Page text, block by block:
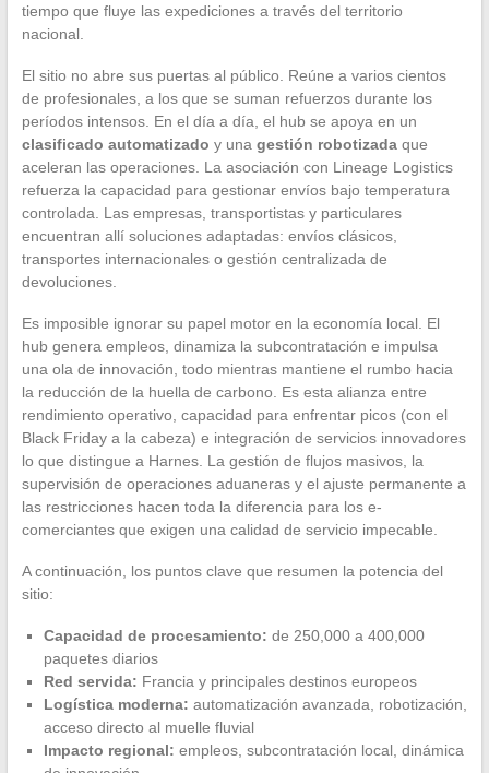
tiempo que fluye las expediciones a través del territorio
nacional.
El sitio no abre sus puertas al público. Reúne a varios cientos
de profesionales, a los que se suman refuerzos durante los
períodos intensos. En el día a día, el hub se apoya en un
clasificado automatizado y una gestión robotizadaque
aceleran las operaciones. La asociación con Lineage Logistics
refuerza la capacidad para gestionar envíos bajo temperatura
controlada. Las empresas, transportistas y particulares
encuentran allí soluciones adaptadas: envíos clásicos,
transportes internacionales o gestión centralizada de
devoluciones.
Es imposible ignorar su papel motor en la economía local. El
hub genera empleos, dinamiza la subcontratación e impulsa
una ola de innovación, todo mientras mantiene el rumbo hacia
la reducción de la huella de carbono. Es esta alianza entre
rendimiento operativo, capacidad para enfrentar picos (con el
Black Friday a la cabeza) e integración de servicios innovadores
lo que distingue a Harnes. La gestión de flujos masivos, la
supervisión de operaciones aduaneras y el ajuste permanente a
las restricciones hacen toda la diferencia para los e-
comerciantes que exigen una calidad de servicio impecable.
A continuación, los puntos clave que resumen la potencia del
sitio:
Capacidad de procesamiento: de 250,000 a 400,000
paquetes diarios
Red servida: Francia y principales destinos europeos
Logística moderna: automatización avanzada, robotización,
acceso directo al muelle fluvial
Impacto regional: empleos, subcontratación local, dinámica